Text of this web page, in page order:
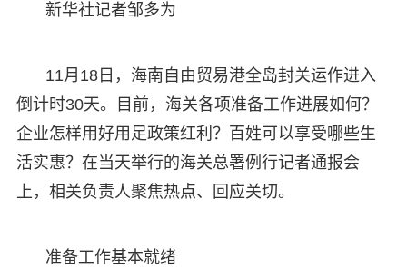
新华社记者邹多为
11月18日，海南自由贸易港全岛封关运作进入
倒计时30天。目前，海关各项准备工作进展如何？
企业怎样用好用足政策红利？百姓可以享受哪些生
活实惠？在当天举行的海关总署例行记者通报会
上，相关负责人聚焦热点、回应关切。
准备工作基本就绪